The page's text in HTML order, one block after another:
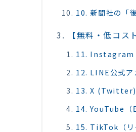
10. 新聞社の「
【無料・低コ
11. Instagram
12. LINE公式ア
13. X (Twitter)
14. YouTube（
15. TikTok（リ